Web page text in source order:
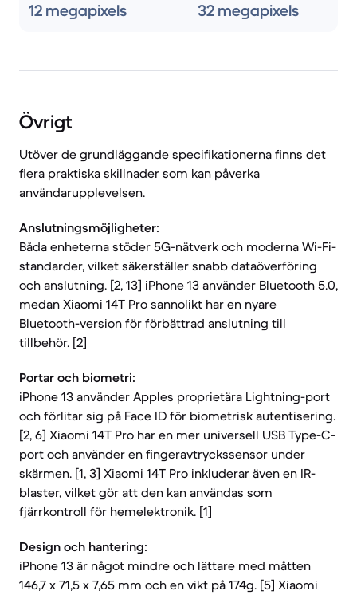
12 megapixels 32 megapixels
Övrigt
Utöver de grundläggande specifikationerna finns det
flera praktiska skillnader som kan påverka
användarupplevelsen.
Anslutningsmöjligheter:
Båda enheterna stöder 5G-nätverk och moderna Wi-Fi-
standarder, vilket säkerställer snabb dataöverföring
och anslutning. [2, 13] iPhone 13 använder Bluetooth 5.0,
medan Xiaomi 14T Pro sannolikt har en nyare
Bluetooth-version för förbättrad anslutning till
tillbehör. [2]
Portar och biometri:
iPhone 13 använder Apples proprietära Lightning-port
och förlitar sig på Face ID för biometrisk autentisering.
[2, 6] Xiaomi 14T Pro har en mer universell USB Type-C-
port och använder en fingeravtryckssensor under
skärmen. [1, 3] Xiaomi 14T Pro inkluderar även en IR-
blaster, vilket gör att den kan användas som
fjärrkontroll för hemelektronik. [1]
Design och hantering:
iPhone 13 är något mindre och lättare med måtten
146,7 x 71,5 x 7,65 mm och en vikt på 174g. [5] Xiaomi